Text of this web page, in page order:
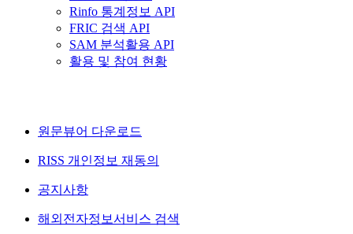
Rinfo 통계정보 API
FRIC 검색 API
SAM 분석활용 API
활용 및 참여 현황
원문뷰어 다운로드
RISS 개인정보 재동의
공지사항
해외전자정보서비스 검색